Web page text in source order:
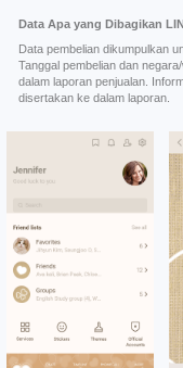
Data Apa yang Dibagikan
Data pembelian dikumpulkan
Tanggal pembelian dan
dalam laporan penjualan.
disertakan ke dalam laporan.